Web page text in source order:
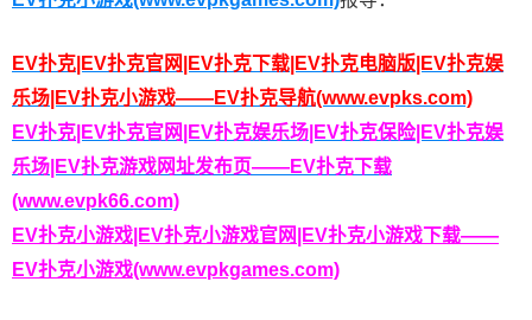
EV扑克|EV扑克官网|EV扑克下载|EV扑克电脑版|EV扑克娱
乐场|EV扑克小游戏——EV扑克导航(www.evpks.com)
EV扑克|EV扑克官网|EV扑克娱乐场|EV扑克保险|EV扑克娱
乐场|EV扑克游戏网址发布页——EV扑克下载
(www.evpk66.com)
EV扑克小游戏|EV扑克小游戏官网|EV扑克小游戏下载——
EV扑克小游戏(www.evpkgames.com)